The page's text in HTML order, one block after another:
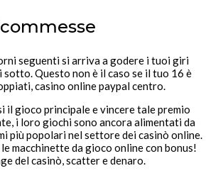
seguenti si arriva a godere i tuoi giri
Questo non è il caso se il tuo 16 è
casino online paypal centro.
il gioco principale e vincere tale premio
i loro giochi sono ancora alimentati da
più popolari nel settore dei casinò online.
macchinette da gioco online con bonus!
del casinò, scatter e denaro.